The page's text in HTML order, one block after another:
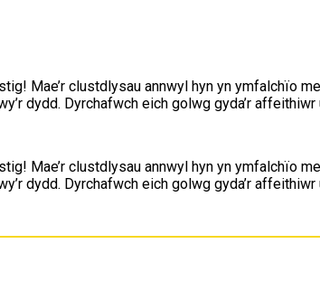
Mae’r clustdlysau annwyl hyn yn ymfalchïo
dydd. Dyrchafwch eich golwg gyda’r
Mae’r clustdlysau annwyl hyn yn ymfalchïo
dydd. Dyrchafwch eich golwg gyda’r